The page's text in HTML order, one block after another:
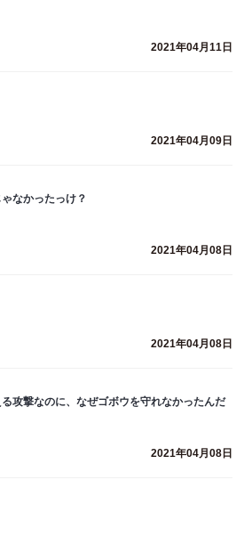
2021年04月11日
2021年04月09日
なかったっけ？
2021年04月08日
2021年04月08日
攻撃なのに、なぜゴボウを守れなかったんだ
2021年04月08日